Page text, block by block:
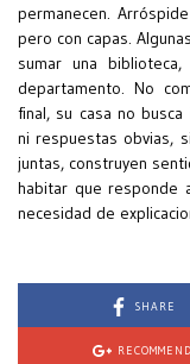
permanecen.
pero con capas.
sumar una
departamento. No
final, su casa no
ni respuestas obvias,
juntas, construyen
habitar que responde
necesidad de
SHARE
RECOMMEND